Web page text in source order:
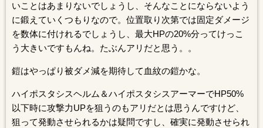
いことはあまりないでしょうし、そんなことにならないよう
に鍛えていくつもりなので。位置取り次第では固定ダメージ
を数体に付けれるでしょうし、最大HPの20%分ってけっこ
う大きいですもんね。たぶんアリだと思う。。
鎧はやっぱり被ダメ減を期待して血紋の鎧かな。
ハイポスタシスヘルム＆ハイポスタシスアーマーでHP50%
以下時に攻撃力UPを狙うのもアリだとは思うんですけど、
狙って発動させられるかは疑問ですし、確実に発動させられ